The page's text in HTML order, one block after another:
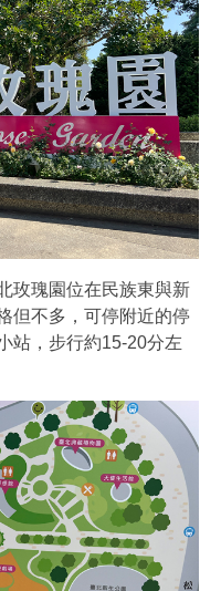
玫瑰園位在民族東與新
但不多，可停附近的停
站，步行約15-20分左